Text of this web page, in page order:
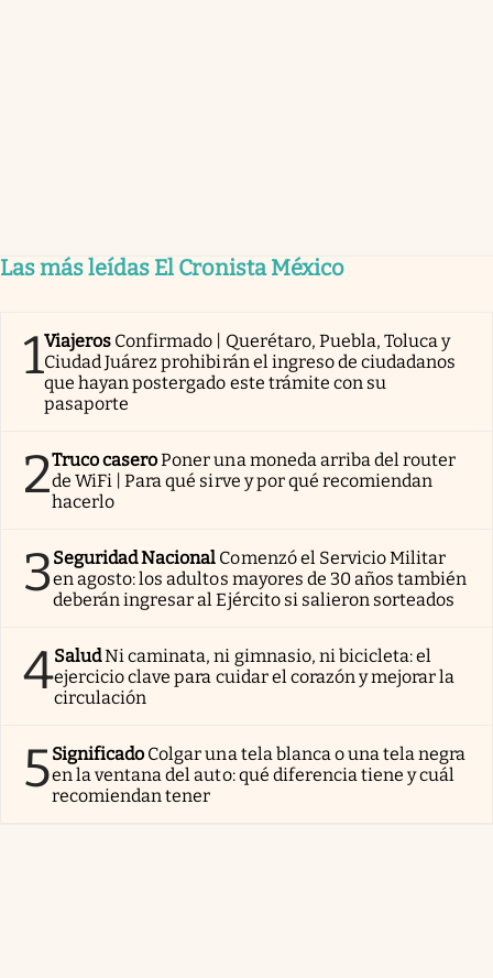
Las más leídas El Cronista México
1Viajeros Confirmado | Querétaro, Puebla, Toluca y
Ciudad Juárez prohibirán el ingreso de ciudadanos
que hayan postergado este trámite con su
pasaporte
2Truco caseroPoner una moneda arriba del router
de WiFi | Para qué sirve y por qué recomiendan
hacerlo
3Seguridad Nacional Comenzó el Servicio Militar
en agosto: los adultos mayores de 30 años también
deberán ingresar al Ejército si salieron sorteados
4SaludNi caminata, ni gimnasio, ni bicicleta: el
ejercicio clave para cuidar el corazón y mejorar la
circulación
5Significado Colgar una tela blanca o una tela negra
en la ventana del auto: qué diferencia tiene y cuál
recomiendan tener